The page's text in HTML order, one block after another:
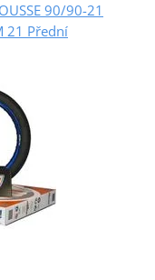
90/90-21
21 Přední